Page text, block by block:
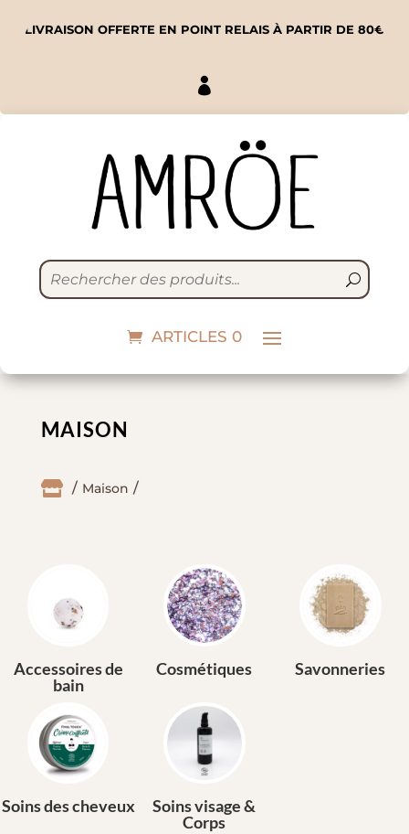
LIVRAISON OFFERTE EN POINT RELAIS À PARTIR DE 80€

ARTICLES 0
MAISON
 Maison
Accessoires de
bain
Cosmétiques Savonneries
Soins des cheveux
Soins visage &
Corps
11,90
€